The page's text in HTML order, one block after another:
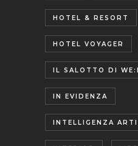
HOTEL & RESORT
HOTEL VOYAGER
IL SALOTTO DI
IN EVIDENZA
INTELLIGENZA